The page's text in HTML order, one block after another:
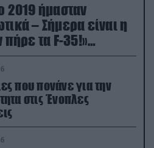
2019 ήμασταν
– Σήμερα είναι η
πήρε τα F-35!»
που πονάνε για την
στις Ένοπλες